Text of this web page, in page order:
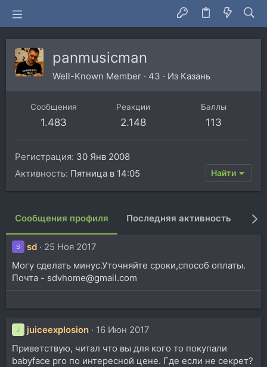
panmusicman
Well-Known Member · 43 · Из Казань
Сообщения
1.483
Реакции
2.148
Баллы
113
Регистрация 30 Янв 2008
Активность Пятница в 14:05 Найти
Сообщения профиля Последняя активность
S sd
25 Ноя 2017
Могу сделать минус.Уточняйте сроки,способ оплаты.
Почта - sdvhome@gmail.com
J juiceexplosion
16 Июн 2017
Приветствую, читал что вы для кого то покупали
babyface pro по интересной цене. Где если не секрет?